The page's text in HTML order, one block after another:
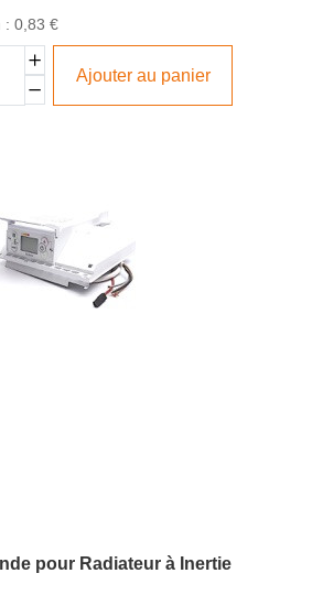
: 0,83 €
Ajouter au panier
pour Radiateur à Inertie